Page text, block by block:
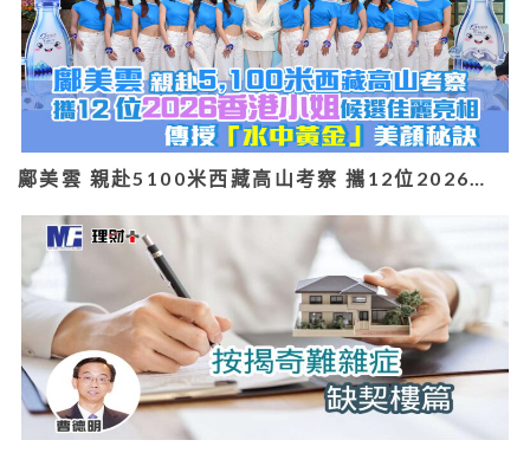
鄺美雲 親赴5100米西藏高山考察 攜12位2026…